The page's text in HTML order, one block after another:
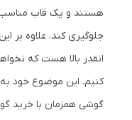
هستند و یک قاب مناسب
جلوگیری ‌کند. علاوه
انقدر بالا هست که
کنیم. این موضوع خود
گوشی همزمان با خرید